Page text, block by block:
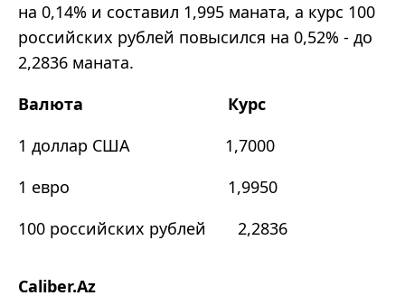
на 0,14% и составил 1,995 маната, а курс 100
российских рублей повысился на 0,52% - до
2,2836 маната.
Валюта Курс
1 доллар США 1,7000
1 евро 1,9950
100 российских рублей 2,2836
Caliber.Az